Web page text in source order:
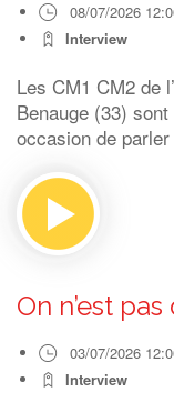
08/07/2026
Interview
Les CM1 CM2 de
Benauge (33)
occasion de
On n’est
03/07/2026
Interview